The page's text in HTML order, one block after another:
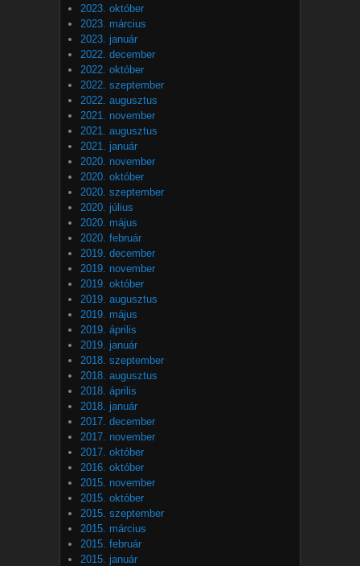
2023. október
2023. március
2023. január
2022. december
2022. október
2022. szeptember
2022. augusztus
2021. november
2021. augusztus
2021. január
2020. november
2020. október
2020. szeptember
2020. július
2020. május
2020. február
2019. december
2019. november
2019. október
2019. augusztus
2019. május
2019. április
2019. január
2018. szeptember
2018. augusztus
2018. április
2018. január
2017. december
2017. november
2017. október
2016. október
2015. november
2015. október
2015. szeptember
2015. március
2015. február
2015. január